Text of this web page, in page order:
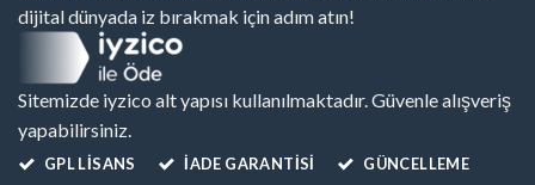
dijital dünyada iz bırakmak için adım atın!
Sitemizde iyzico alt yapısı kullanılmaktadır. Güvenle alışveriş
yapabilirsiniz.
GPL LISANS İADE GARANTİSİ GÜNCELLEME